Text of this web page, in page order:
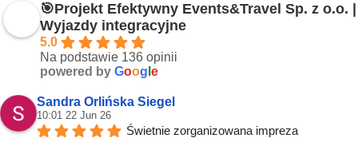
🎯Projekt Efektywny Events&Travel Sp. z o.o. |
Wyjazdy integracyjne
5.0
Na podstawie 136 opinii
powered by Goog e
Sandra Orlińska Siegel
10:01 22 Jun 26
Świetnie zorganizowana impreza